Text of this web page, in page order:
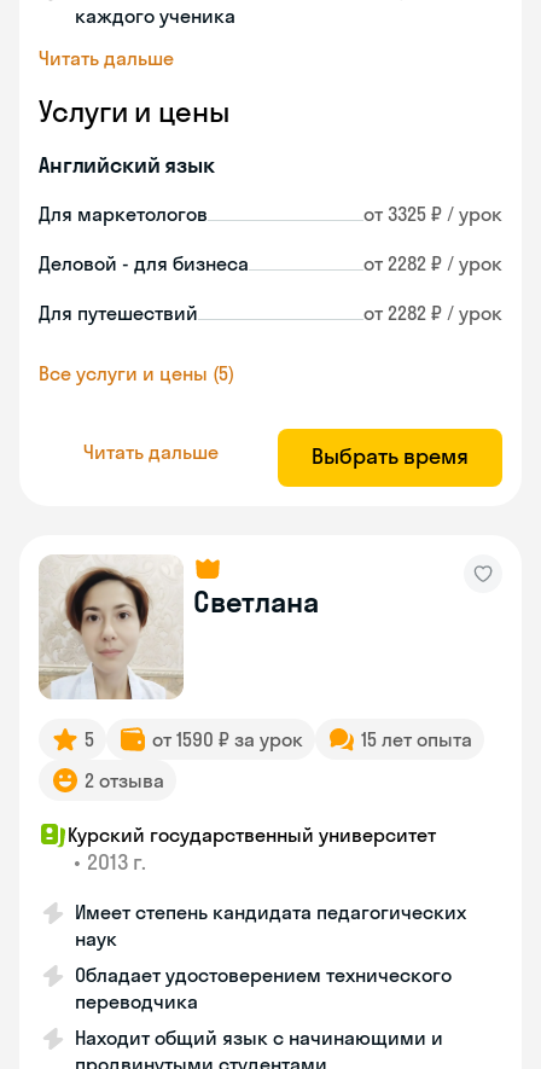
каждого ученика
Читать дальше
Услуги и цены
Английский язык
Для маркетологов от 3325 ₽ / урок
Деловой - для бизнеса от 2282 ₽ / урок
Для путешествий от 2282 ₽ / урок
Все услуги и цены (5)
Читать дальше Выбрать время
Светлана
5 от 1590 ₽ за урок
15 лет опыта
2 отзыва
Курский государственный университет
• 2013 г.
Имеет степень кандидата педагогических
наук
Обладает удостоверением технического
переводчика
Находит общий язык с начинающими и
продвинутыми студентами